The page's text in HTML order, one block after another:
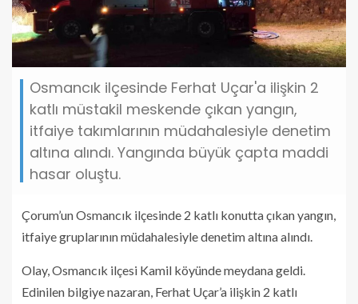
Osmancık ilçesinde Ferhat Uçar'a ilişkin 2
katlı müstakil meskende çıkan yangın,
itfaiye takımlarının müdahalesiyle denetim
altına alındı. Yangında büyük çapta maddi
hasar oluştu.
Çorum’un Osmancık ilçesinde 2 katlı konutta çıkan yangın,
itfaiye gruplarının müdahalesiyle denetim altına alındı.
Olay, Osmancık ilçesi Kamil köyünde meydana geldi.
Edinilen bilgiye nazaran, Ferhat Uçar’a ilişkin 2 katlı